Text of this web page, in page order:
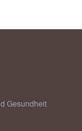
Gesundheit